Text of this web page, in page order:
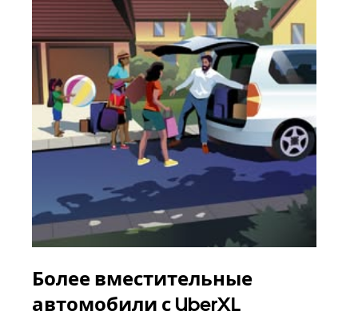
Более вместительные
автомобили с UberXL